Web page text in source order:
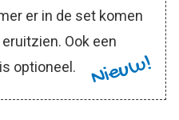
er in de set komen
Ook een
optioneel.
Nieuw!